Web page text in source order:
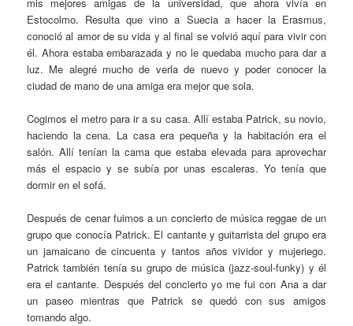
Estocolmo. Resulta que vino a Suecia a hacer la Erasmus,
conoció al amor de su vida y al final se volvió aquí para vivir con
él. Ahora estaba embarazada y no le quedaba mucho para dar a
luz. Me alegré mucho de verla de nuevo y poder conocer la
ciudad de mano de una amiga era mejor que sola.
Cogimos el metro para ir a su casa. Allí estaba Patrick, su novio,
haciendo la cena. La casa era pequeña y la habitación era el
salón. Allí tenían la cama que estaba elevada para aprovechar
más el espacio y se subía por unas escaleras. Yo tenía que
dormir en el sofá.
Después de cenar fuimos a un concierto de música reggae de un
grupo que conocía Patrick. El cantante y guitarrista del grupo era
un jamaicano de cincuenta y tantos años vividor y mujeriego.
Patrick también tenía su grupo de música (jazz-soul-funky) y él
era el cantante. Después del concierto yo me fui con Ana a dar
un paseo mientras que Patrick se quedó con sus amigos
tomando algo.